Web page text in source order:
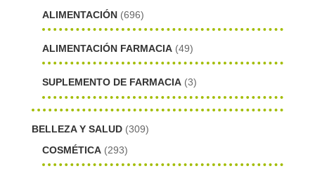
ALIMENTACIÓN (696)
ALIMENTACIÓN FARMACIA (49)
SUPLEMENTO DE FARMACIA (3)
BELLEZA Y SALUD (309)
COSMÉTICA (293)